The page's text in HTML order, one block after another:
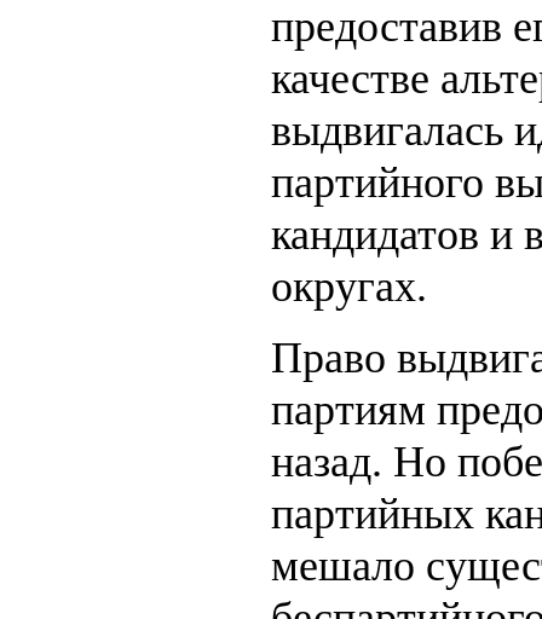
предоставив
качестве
выдвигалась
партийного
кандидатов и
округах.
Право
партиям
назад. Но
партийных
мешало